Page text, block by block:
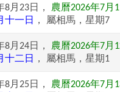
8月23日， 農曆2026年7月
十一日
， 屬相馬，星期7
8月24日， 農曆2026年7月
十二日
， 屬相馬，星期1
8月25日， 農曆2026年7月